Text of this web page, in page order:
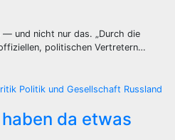
und nicht nur das. „Durch die
politischen Vertretern…
Politik und Gesellschaft Russland
da etwas